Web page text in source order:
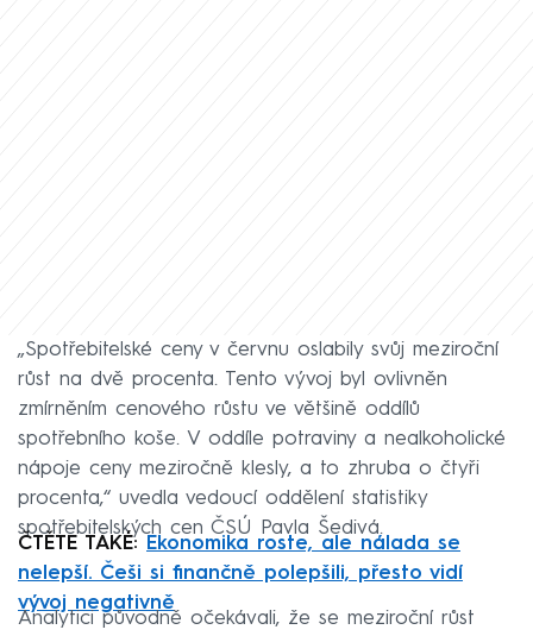
„Spotřebitelské ceny v červnu oslabily svůj meziroční
růst na dvě procenta. Tento vývoj byl ovlivněn
zmírněním cenového růstu ve většině oddílů
spotřebního koše. V oddíle potraviny a nealkoholické
nápoje ceny meziročně klesly, a to zhruba o čtyři
procenta,“ uvedla vedoucí oddělení statistiky
spotřebitelských cen ČSÚ Pavla Šedivá.
ČTĚTE TAKÉ:
Ekonomika roste, ale nálada se
nelepší. Češi si finančně polepšili, přesto vidí
vývoj negativně
Analytici původně očekávali, že se meziroční růst